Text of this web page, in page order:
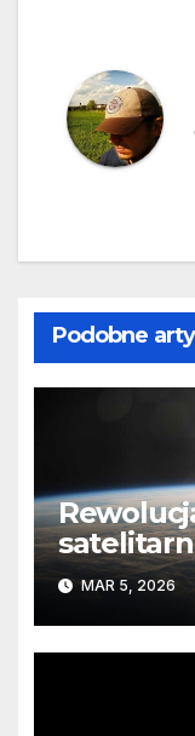
Podobne
MAR 5, 2026